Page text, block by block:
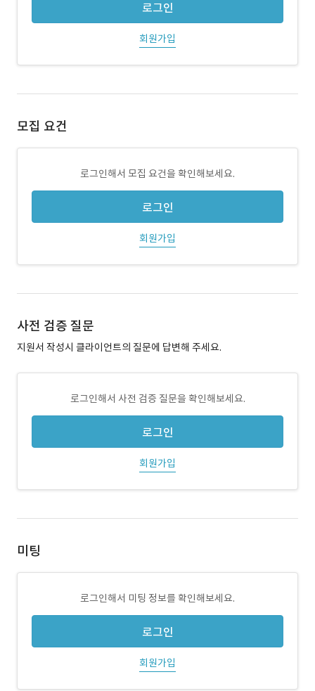
로그인
회원가입
모집 요건
로그인해서 모집 요건을 확인해보세요.
로그인
회원가입
사전 검증 질문
지원서 작성시 클라이언트의 질문에 답변해 주세요.
로그인해서 사전 검증 질문을 확인해보세요.
로그인
회원가입
미팅
로그인해서 미팅 정보를 확인해보세요.
로그인
회원가입